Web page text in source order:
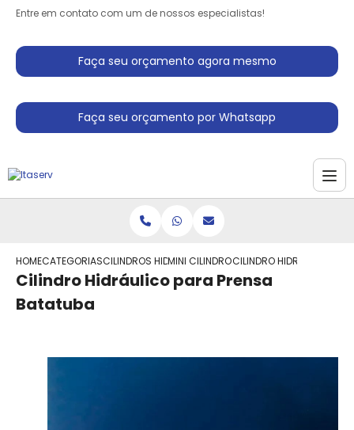
Entre em contato com um de nossos especialistas!
Faça seu orçamento agora mesmo
Faça seu orçamento por Whatsapp
HOMECATEGORIASCILINDROS HIDRAULICOMINI CILINDRO HIDRAULICO
CILINDRO HIDRAULICO
Cilindro Hidráulico para Prensa
Batatuba